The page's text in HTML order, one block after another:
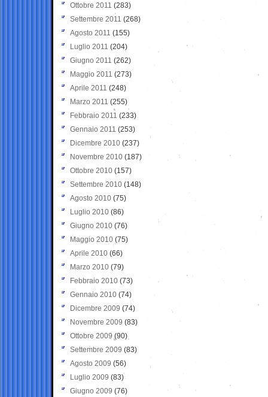
Ottobre 2011 (283)
Settembre 2011 (268)
Agosto 2011 (155)
Luglio 2011 (204)
Giugno 2011 (262)
Maggio 2011 (273)
Aprile 2011 (248)
Marzo 2011 (255)
Febbraio 2011 (233)
Gennaio 2011 (253)
Dicembre 2010 (237)
Novembre 2010 (187)
Ottobre 2010 (157)
Settembre 2010 (148)
Agosto 2010 (75)
Luglio 2010 (86)
Giugno 2010 (76)
Maggio 2010 (75)
Aprile 2010 (66)
Marzo 2010 (79)
Febbraio 2010 (73)
Gennaio 2010 (74)
Dicembre 2009 (74)
Novembre 2009 (83)
Ottobre 2009 (90)
Settembre 2009 (83)
Agosto 2009 (56)
Luglio 2009 (83)
Giugno 2009 (76)